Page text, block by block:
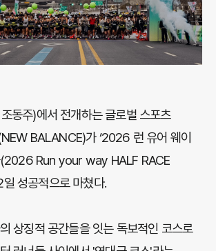
동주)에서 전개하는 글로벌 스포츠
BALANCE)가 ‘2026 런 유어 웨이
(2026 Run your way HALF RACE
성공적으로 마쳤다.
상징적 공간들을 잇는 독보적인 코스로